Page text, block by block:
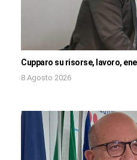
Cupparo su risorse, lavoro,
8 Agosto 2026